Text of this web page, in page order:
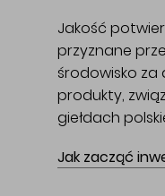
Jakość
przyznane
środowisko za
produkty,
giełdach
Jak zacząć